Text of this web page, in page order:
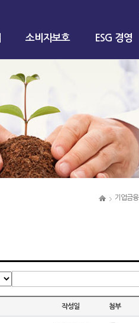
소비자보호 ESG 경영
기업금융
작성일 첨부